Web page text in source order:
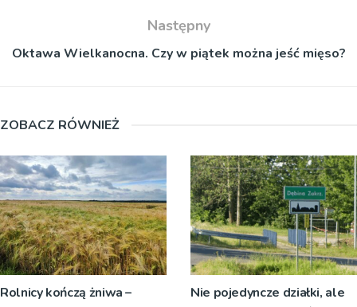
Następny
Oktawa Wielkanocna. Czy w piątek można jeść mięso?
ZOBACZ RÓWNIEŻ
Rolnicy kończą żniwa –
Nie pojedyncze działki, ale